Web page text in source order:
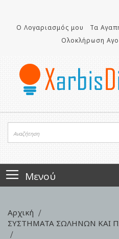
Ο Λογαριασμός μου Τα
Ολοκλήρωση
Μενού
Αρχική
ΣΥΣΤΗΜΑΤΑ ΣΩΛΗΝΩΝ ΚΑΙ